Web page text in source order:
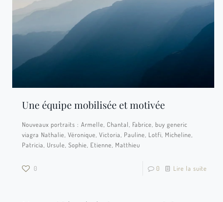
Une équipe mobilisée et motivée
Nouveaux portraits : Armelle, Chantal, Fabrice, buy generic
viagra Nathalie, Véronique, Victoria, Pauline, Lotfi, Micheline,
Patricia, Ursule, Sophie, Etienne, Matthieu
0 0 Lire la suite